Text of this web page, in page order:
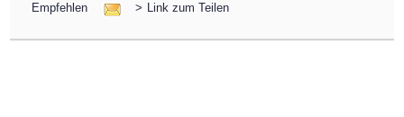
Empfehlen > Link zum Teilen